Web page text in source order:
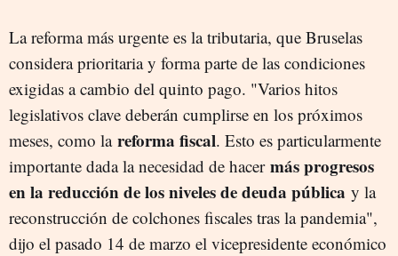
La reforma más urgente es la tributaria, que Bruselas
considera prioritaria y forma parte de las condiciones
exigidas a cambio del quinto pago. "Varios hitos
legislativos clave deberán cumplirse en los próximos
meses, como la reforma fiscal. Esto es particularmente
importante dada la necesidad de hacer más progresos
en la reducción de los niveles de deuda pública y la
reconstrucción de colchones fiscales tras la pandemia",
dijo el pasado 14 de marzo el vicepresidente económico